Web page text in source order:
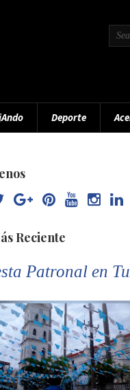
Deporte
Reciente
Patronal en